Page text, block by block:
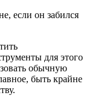
для этого
обычную
быть крайне